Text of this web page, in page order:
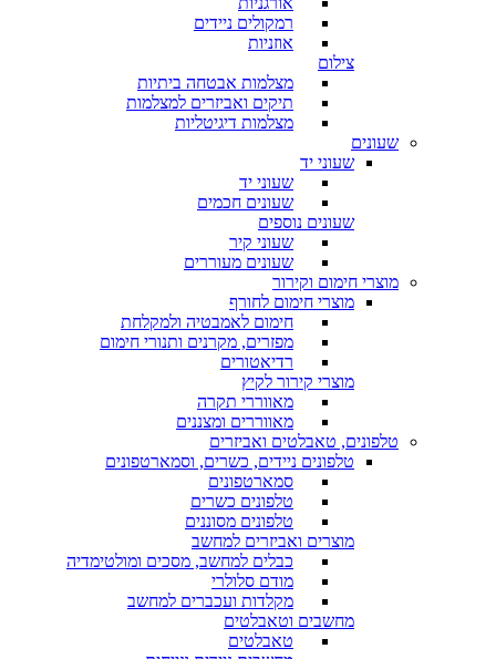
רמקולים ניידים
אוזניות
צילום
מצלמות אבטחה ביתיות
תיקים ואביזרים למצלמות
מצלמות דיגיטליות
שעונים
שעוני יד
שעוני יד
שעונים חכמים
שעונים נוספים
שעוני קיר
שעונים מעוררים
מוצרי חימום וקירור
מוצרי חימום לחורף
חימום לאמבטיה ולמקלחת
מפזרים, מקרנים ותנורי חימום
רדיאטורים
מוצרי קירור לקיץ
מאווררי תקרה
מאווררים ומצננים
טלפונים, טאבלטים ואביזרים
טלפונים ניידים, כשרים, וסמארטפונים
סמארטפונים
טלפונים כשרים
טלפונים מסוננים
מוצרים ואביזרים למחשב
כבלים למחשב, מסכים ומולטימדיה
מודם סלולרי
מקלדות ועכברים למחשב
מחשבים וטאבלטים
טאבלטים